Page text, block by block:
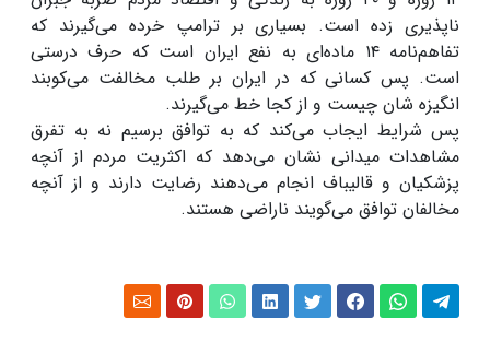
ناپذیری زده است. بسیاری بر ترامپ خرده می‌گیرند که
تفاهم‌نامه ۱۴ ماده‌ای به نفع ایران است که حرف درستی
است. پس کسانی که در ایران بر طلب مخالفت می‌کوبند
انگیزه شان چیست و از کجا خط می‌گیرند.
پس شرایط ایجاب می‌کند که به توافق برسیم نه به تفرق
مشاهدات میدانی نشان می‌دهد که اکثریت مردم از آنچه
پزشکیان و قالیباف انجام می‌دهند رضایت دارند و از آنچه
مخالفان توافق می‌گویند ناراضی هستند.